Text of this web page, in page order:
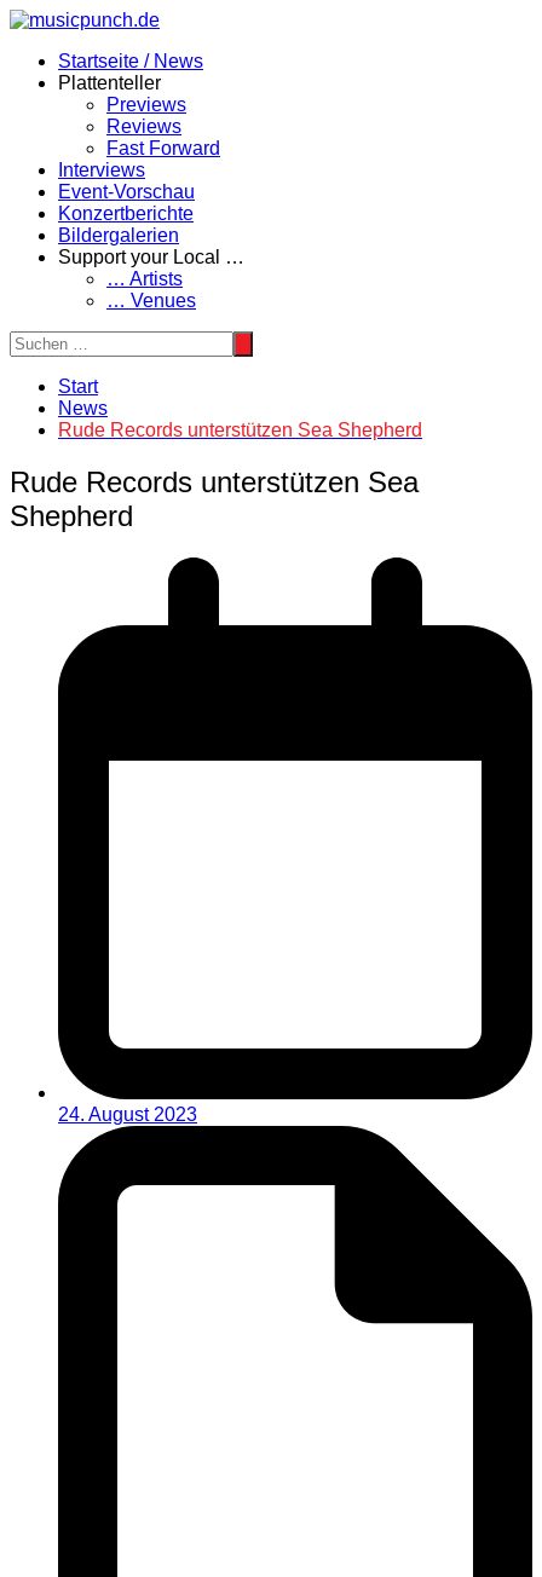
Zum
springenStartseite / News
Plattenteller
Previews
Reviews
Fast Forward
Interviews
Event-Vorschau
Konzertberichte
Bildergalerien
Support your Local …
… Artists
… Venues
Start
News
Rude Records unterstützen Sea Shepherd
Rude Records unterstützen Sea
Shepherd
24. August 2023